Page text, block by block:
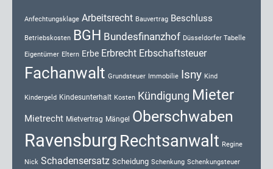
Anfechtungsklage Arbeitsrecht Bauvertrag Beschluss
Betriebskosten BGH Bundesfinanzhof Düsseldorfer Tabelle
Eigentümer Eltern Erbe Erbrecht Erbschaftsteuer
Fachanwalt Grundsteuer Immobilie Isny Kind
Kindergeld Kindesunterhalt Kosten Kündigung Mieter
Mietrecht Mietvertrag Mängel Oberschwaben
Ravensburg Rechtsanwalt Regine
Nick Schadensersatz Scheidung Schenkung Schenkungsteuer